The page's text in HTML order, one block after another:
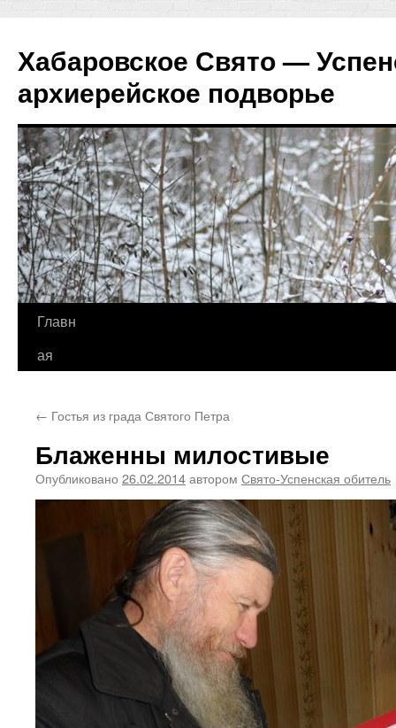
Хабаровское Свято —
архиерейское подворье
Перейти
Главн
ая
← Гостья из града Святого Петра
Блаженны милостивые
Опубликовано 26.02.2014автором Свято-Успенская обитель